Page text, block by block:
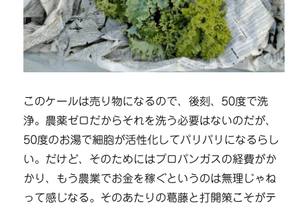
このケールは売り物になるので、後刻、50度で洗
浄。農薬ゼロだからそれを洗う必要はないのだが、
50度のお湯で細胞が活性化してパリパリになるらし
い。だけど、そのためにはプロパンガスの経費がか
かり、もう農業でお金を稼ぐというのは無理じゃね
って感じなる。そのあたりの葛藤と打開策こそがテ